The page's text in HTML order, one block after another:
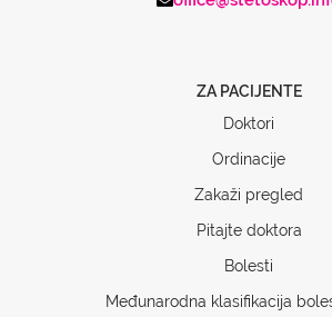
ZA PACIJENTE
Doktori
Ordinacije
Zakaži pregled
Pitajte doktora
Bolesti
Međunarodna klasifikacija